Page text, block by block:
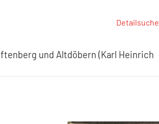
Detailsuche
und Altdöbern (Karl Heinrich